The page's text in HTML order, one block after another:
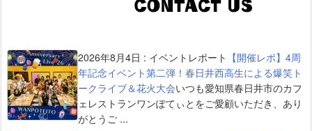
2026年8月4日 : イベントレポート 【開催レポ】4周
年記念イベント第二弾！春日井西高生による爆笑ト
ークライブ＆花火大会いつも愛知県春日井市のカフ
ェレストランワンぽてぃとをご愛顧いただき、あり
がとうご ...